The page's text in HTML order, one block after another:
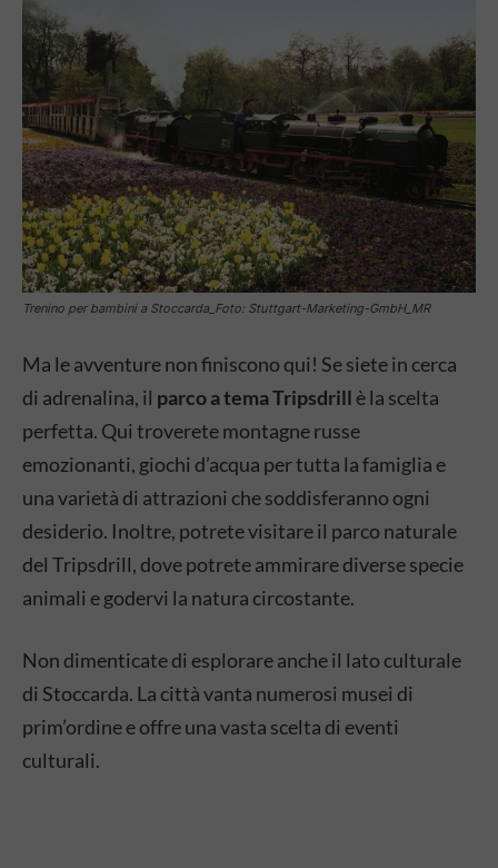
Trenino per bambini a Stoccarda_Foto: Stuttgart-Marketing-GmbH_MR
Ma le avventure non finiscono qui! Se siete in cerca
di adrenalina, il parco a tema Tripsdrill è la scelta
perfetta. Qui troverete montagne russe
emozionanti, giochi d’acqua per tutta la famiglia e
una varietà di attrazioni che soddisferanno ogni
desiderio. Inoltre, potrete visitare il parco naturale
del Tripsdrill, dove potrete ammirare diverse specie
animali e godervi la natura circostante.
Non dimenticate di esplorare anche il lato culturale
di Stoccarda. La città vanta numerosi musei di
prim’ordine e offre una vasta scelta di eventi
culturali.